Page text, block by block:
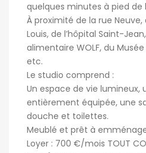
quelques minutes à pied de
À proximité de la rue Neuve,
Louis, de l’hôpital Saint-
alimentaire WOLF, du
etc.
Le studio comprend :
Un espace de vie lumineux,
entièrement équipée, une
douche et toilettes.
Meublé et prêt à
Loyer : 700 €/mois TOUT